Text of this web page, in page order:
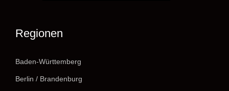
Regionen
Baden-Württemberg
Berlin / Brandenburg